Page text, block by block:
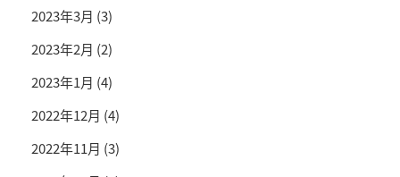
2023年3月 (3)
2023年2月 (2)
2023年1月 (4)
2022年12月 (4)
2022年11月 (3)